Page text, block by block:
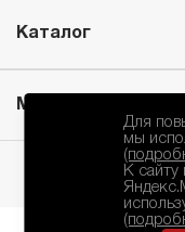
Каталог
Месторождение
Для
мы
К сайту